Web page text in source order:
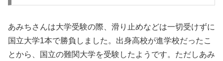
あみちさんは大学受験の際、滑り止めなどは一切受けずに
国立大学1本で勝負しました。出身高校が進学校だったこ
とから、国立の難関大学を受験したようです。ただしあみ